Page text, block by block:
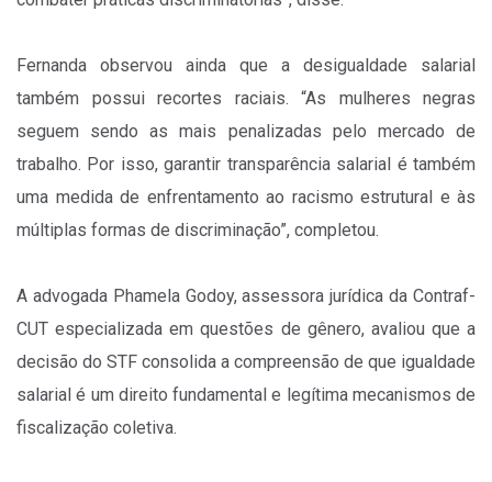
Fernanda observou ainda que a desigualdade salarial
também possui recortes raciais. “As mulheres negras
seguem sendo as mais penalizadas pelo mercado de
trabalho. Por isso, garantir transparência salarial é também
uma medida de enfrentamento ao racismo estrutural e às
múltiplas formas de discriminação”, completou.
A advogada Phamela Godoy, assessora jurídica da Contraf-
CUT especializada em questões de gênero, avaliou que a
decisão do STF consolida a compreensão de que igualdade
salarial é um direito fundamental e legítima mecanismos de
fiscalização coletiva.